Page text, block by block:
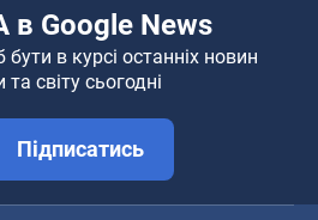
в Google News
в курсі останніх новин
та світу сьогодні
Підписатись